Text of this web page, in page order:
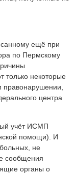
ещё при
по Пермскому
только некоторые
правонарушении,
центра
учёт ИСМП
помощи). И
не
сообщения
органы о